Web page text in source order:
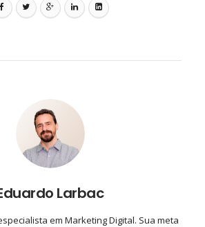
Larbac
em Marketing Digital. Sua meta